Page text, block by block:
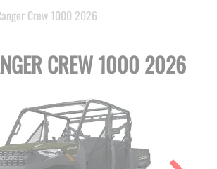
Crew 1000 2026
CREW 1000 2026